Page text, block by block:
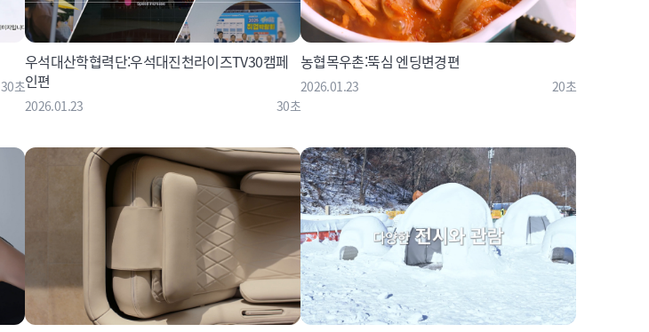
30초
우석대산학협력단:우석대진천라이즈TV30캠페
인편
2026.01.23 30초
농협목우촌:뚝심 엔딩변경편
2026.01.23 20초